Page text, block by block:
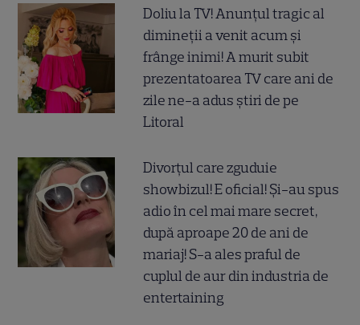
Doliu la TV! Anunțul tragic al
dimineții a venit acum și
frânge inimi! A murit subit
prezentatoarea TV care ani de
zile ne-a adus știri de pe
Litoral
Divorțul care zguduie
showbizul! E oficial! Și-au spus
adio în cel mai mare secret,
după aproape 20 de ani de
mariaj! S-a ales praful de
cuplul de aur din industria de
entertaining